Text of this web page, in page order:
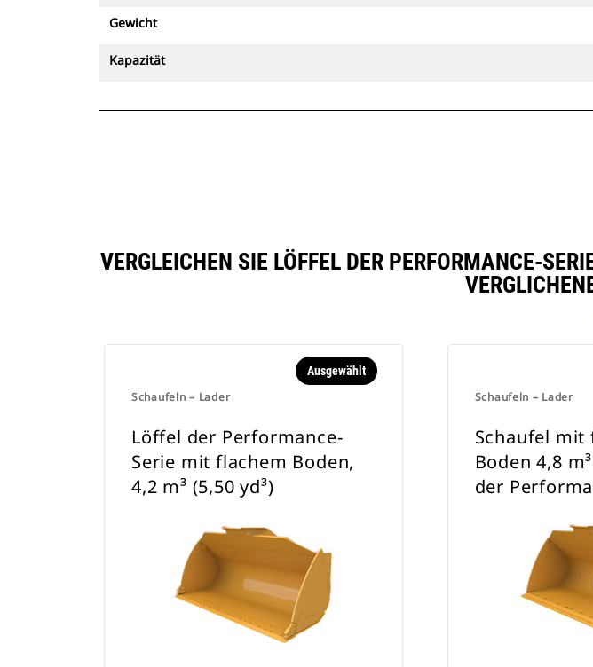
Gewicht
Kapazität
VERGLEICHEN SIE LÖFFEL DER PERFORMANCE-
Schaufeln – Lader
Ausgewählt
Löffel der Performance-
Serie mit flachem Boden,
4,2 m³ (5,50 yd³)
Schaufeln – Lader
Schaufel mit
Boden 4,8
der